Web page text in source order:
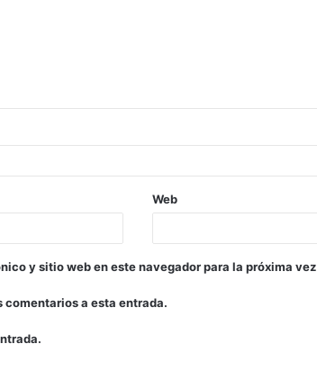
Web
y sitio web en este navegador para la próxima
a esta entrada.